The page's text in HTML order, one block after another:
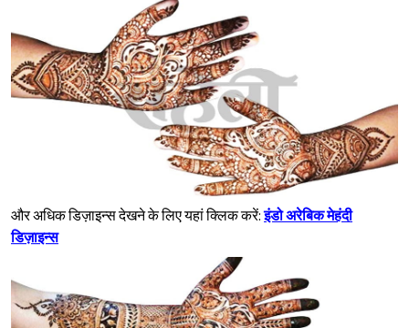
और अधिक डिज़ाइन्स देखने के लिए यहां क्लिक करें:इंडो अरेबिक मेहंदी
डिज़ाइन्स